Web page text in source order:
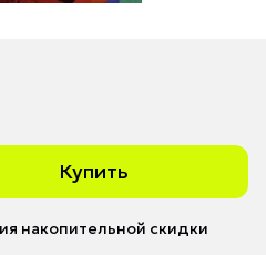
Купить
накопительной скидки